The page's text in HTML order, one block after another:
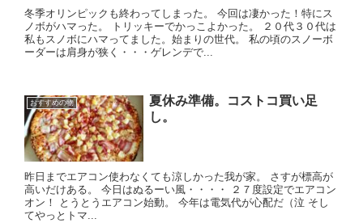
冬季オリンピックも終わってしまった。 今回は凄かった！特にス
ノボがハマった。 トリッキーでかっこよかった。 ２０代３０代は
私もスノボにハマってました。始まりの世代。 私の頃のスノーボ
ーダーは肩身が狭く・・・ゲレンデで...
おすすめの物
夏休み準備。コストコ買い足
し。
昨日までエアコン使わなくても涼しかった我が家。 さすが標高が
高いだけある。 今日はぬるーい風・・・・ ２７度設定でエアコン
オン！ とうとうエアコン始動。 今年は電気代が心配だ（泣 そし
てやっとトマ...